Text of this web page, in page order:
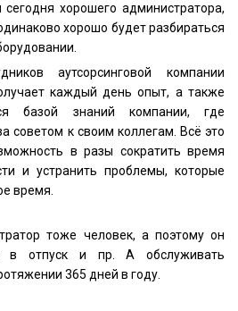
сегодня хорошего администратора,
хорошо будет разбираться
аутсорсинговой компании
каждый день опыт, а также
базой знаний компании, где
советом к своим коллегам. Всё это
в разы сократить время
и устранить проблемы, которые
время.
тоже человек, а поэтому он
в отпуск и пр. А обслуживать
365 дней в году.